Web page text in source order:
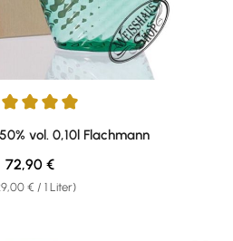
von 5 von 5 Sternen
vol. 0,10l Flachmann
€ / 1 Liter)
Regulärer Preis:
72,90 €